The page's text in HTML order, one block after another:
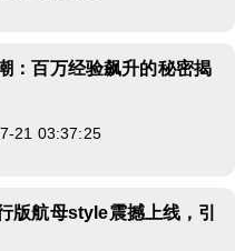
：百万经验飙升的秘密揭
21 03:37:25
版航母style震撼上线，引